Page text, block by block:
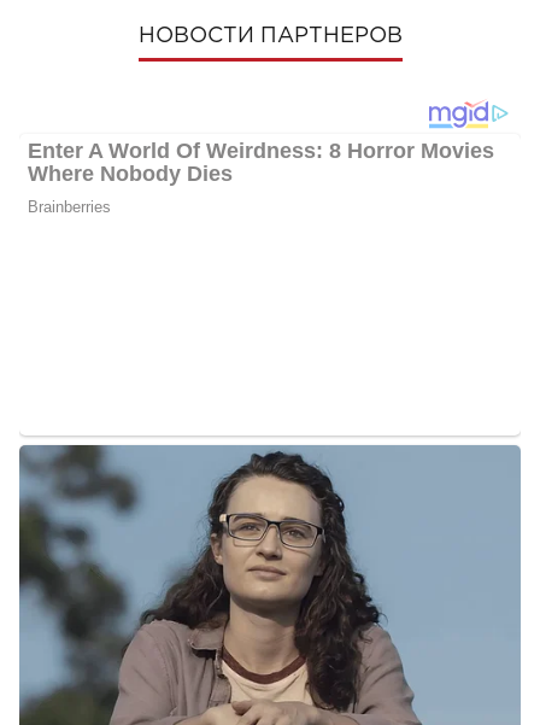
НОВОСТИ ПАРТНЕРОВ